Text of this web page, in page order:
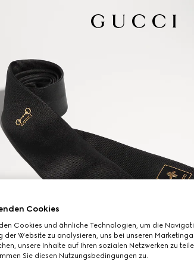
Cookies
Cookies und ähnliche Technologien, um die
der Website zu analysieren, uns bei unseren
unsere Inhalte auf Ihren sozialen Netzwerken zu
Sie diesen Nutzungsbedingungen zu.